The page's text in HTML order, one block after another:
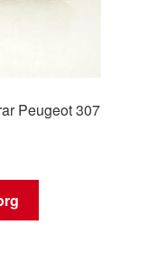
Peugeot 307